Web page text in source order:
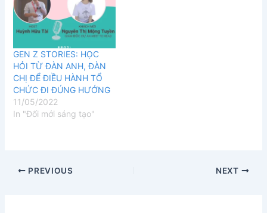
GEN Z STORIES: HỌC
HỎI TỪ ĐÀN ANH, ĐÀN
CHỊ ĐỂ ĐIỀU HÀNH TỔ
CHỨC ĐI ĐÚNG HƯỚNG
11/05/2022
In "Đổi mới sáng tạo"
PREVIOUS NEXT